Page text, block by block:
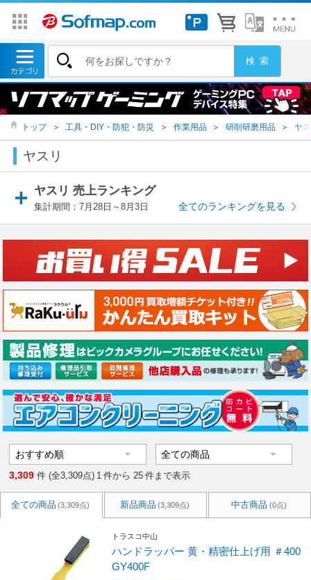
トップ ＞ 工具・DIY・防犯・防災 ＞ 作業用品 ＞ 研削研磨用品 ＞ ヤ
ヤスリ
ヤスリ 売上ランキング
集計期間：7月28日～8月3日 全てのランキングを見る
3,309 件 (全3,309点) 1 件から 25 件まで表示
全ての商品 (3,309点) 新品商品 (3,309点) 中古商品 (0点)
トラスコ中山
ハンドラッパー 黄・精密仕上げ用 ＃400
GY400F